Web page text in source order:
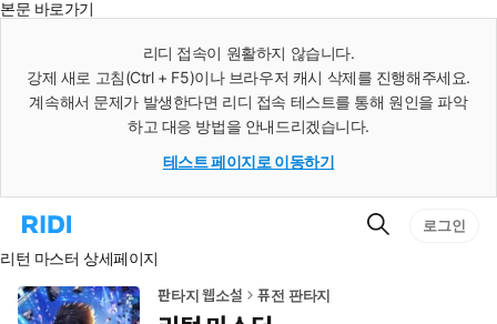
본문 바로가기
리디 접속이 원활하지 않습니다.
강제 새로 고침(Ctrl + F5)이나 브라우저 캐시 삭제를 진행해주세요.
계속해서 문제가 발생한다면 리디 접속 테스트를 통해 원인을 파악
하고 대응 방법을 안내드리겠습니다.
테스트 페이지로 이동하기
리
홈
로
이
검
로그인
리턴 마스터 상세페이지
판타지 웹소설 퓨전 판타지